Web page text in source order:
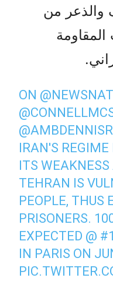
من
ON
IRAN'S REGIME
ITS
TEHRAN IS
PEOPLE, THUS
PRISONERS.
EXPECTED @
IN PARIS ON